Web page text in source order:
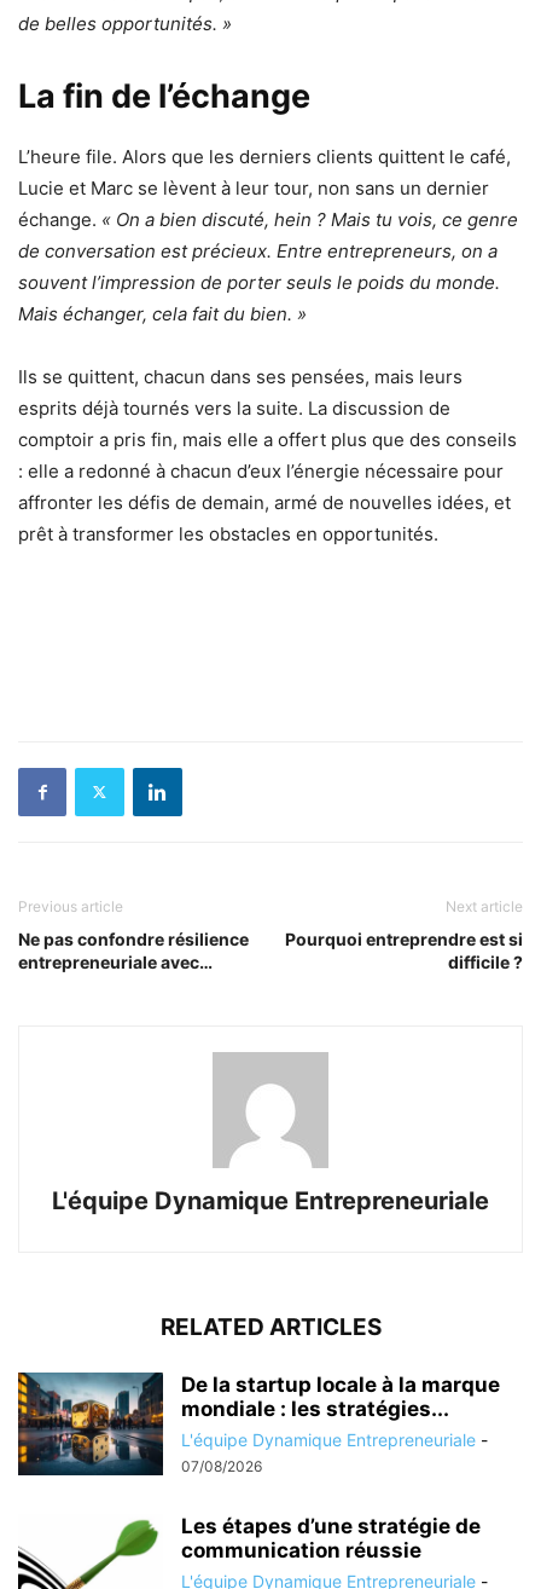
de belles opportunités. »
La fin de l’échange
L’heure file. Alors que les derniers clients quittent le café,
Lucie et Marc se lèvent à leur tour, non sans un dernier
échange. « On a bien discuté, hein ? Mais tu vois, ce genre
de conversation est précieux. Entre entrepreneurs, on a
souvent l’impression de porter seuls le poids du monde.
Mais échanger, cela fait du bien. »
Ils se quittent, chacun dans ses pensées, mais leurs
esprits déjà tournés vers la suite. La discussion de
comptoir a pris fin, mais elle a offert plus que des conseils
: elle a redonné à chacun d’eux l’énergie nécessaire pour
affronter les défis de demain, armé de nouvelles idées, et
prêt à transformer les obstacles en opportunités.
Previous article
Ne pas confondre résilience
entrepreneuriale avec…
Next article
Pourquoi entreprendre est si
difficile ?
L'équipe Dynamique Entrepreneuriale
RELATED ARTICLES
De la startup locale à la marque
mondiale : les stratégies...
L'équipe Dynamique Entrepreneuriale -
07/08/2026
Les étapes d’une stratégie de
communication réussie
L'équipe Dynamique Entrepreneuriale -